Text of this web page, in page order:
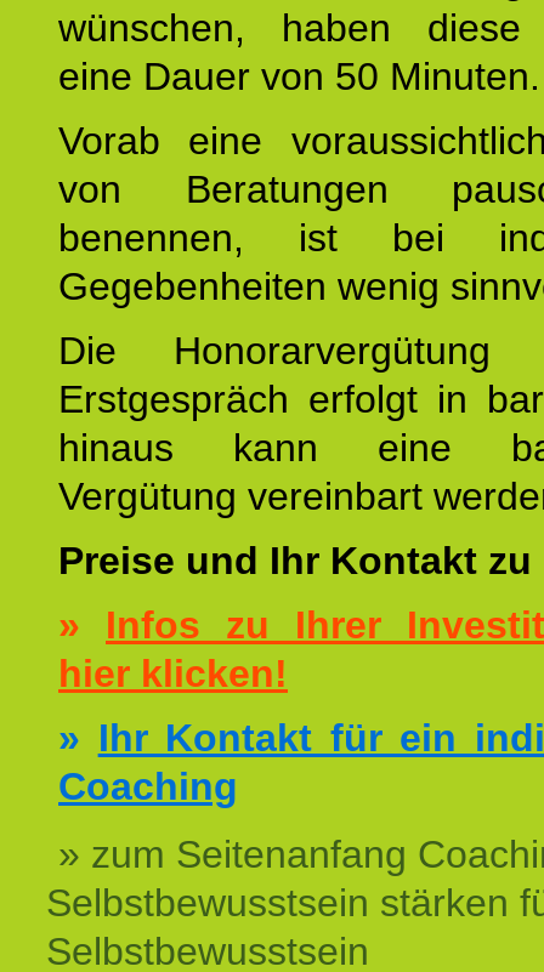
wünschen, haben diese
eine Dauer von 50 Minuten.
Vorab eine
von Beratungen
benennen, ist bei
Gegebenheiten wenig
Die
Erstgespräch erfolgt in
hinaus kann eine
Vergütung vereinbart
Preise und Ihr Kontakt
» Infos zu Ihrer
hier klicken!
» Ihr Kontakt für ein
Coaching
» zum Seitenanfang
Selbstbewusstsein stärken
Selbstbewusstsein